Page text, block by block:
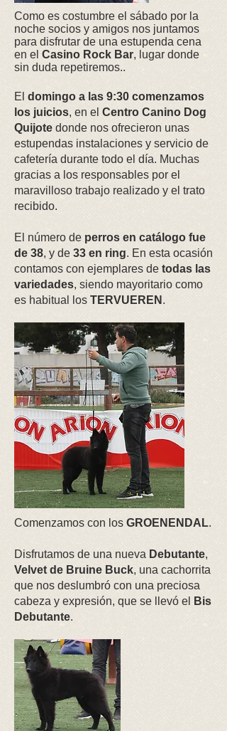
Como es costumbre el sábado por la
noche socios y amigos nos juntamos
para disfrutar de una estupenda cena
en el Casino Rock Bar, lugar donde
sin duda repetiremos..
El domingo a las 9:30 comenzamos
los juicios, en el Centro Canino Dog
Quijote donde nos ofrecieron unas
estupendas instalaciones y servicio de
cafetería durante todo el día. Muchas
gracias a los responsables por el
maravilloso trabajo realizado y el trato
recibido.
El número de perros en catálogo fue
de 38, y de 33 en ring. En esta ocasión
contamos con ejemplares de todas las
variedades, siendo mayoritario como
es habitual los TERVUEREN .
Comenzamos con los GROENENDAL.
Disfrutamos de una nueva Debutante,
Velvet de Bruine Buck, una cachorrita
que nos deslumbró con una preciosa
cabeza y expresión, que se llevó el
Bis
Debutante.